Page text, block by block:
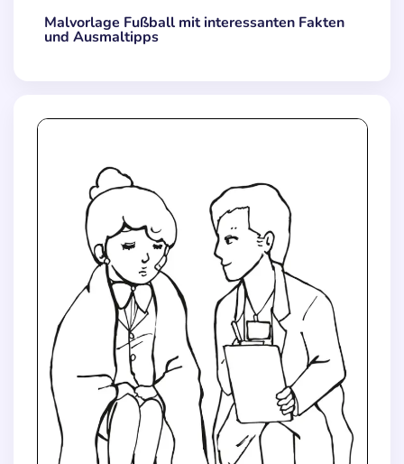
Malvorlage Fußball mit interessanten Fakten
und Ausmaltipps